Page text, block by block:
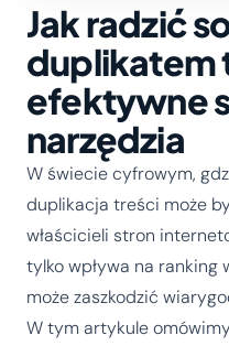
Jak radzić
duplikatem
efektywne
narzędzia
W świecie cyfrowym,
duplikacja treści może
właścicieli stron
tylko wpływa na ranking
może zaszkodzić
W tym artykule